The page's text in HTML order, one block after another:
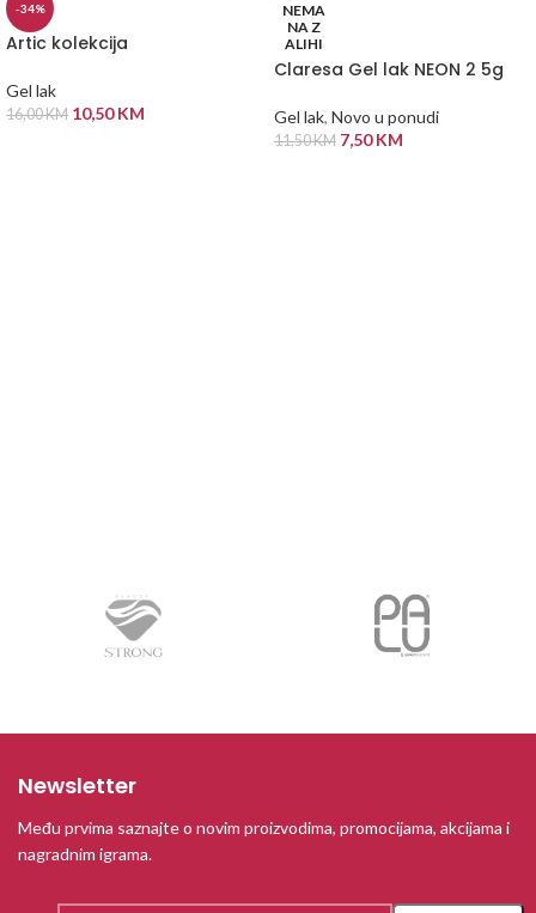
-34%
Artic kolekcija
Gel lak
16,00KM 10,50KM
NEMA
NA Z
ALIHI
Claresa Gel lak NEON 2 5g
Gel lak, Novo u ponudi
11,50KM 7,50KM
Newsletter
Među prvima saznajte o novim proizvodima, promocijama, akcijama i
nagradnim igrama.